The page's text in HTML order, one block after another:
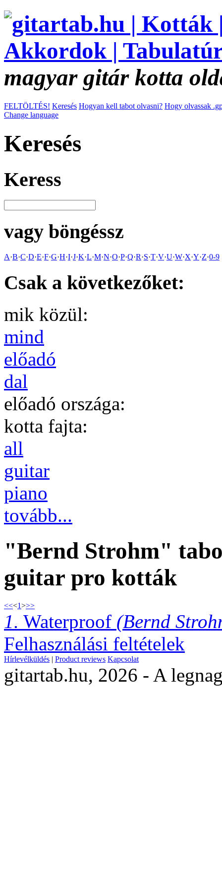
magyar gitár kotta
FELTÖLTÉS! Keresés Hogyan kell tabot olvasni? Hogy olvassak
Change language
Keresés
Keress
vagy böngéssz
A·B·C·D·E·F·G·H·I·J·K·L·M·N·O·P·Q·R·S·T·V·U·W·X·Y·Z·0-9
Csak a következőket:
mik közül:
mind
előadó
dal
előadó országa:
kotta fajta:
all
guitar
piano
tovább...
"Bernd Strohm"
guitar pro kották
<<<1>>>
1. Waterproof (Bernd
Felhasználási feltételek
Hírlevélküldés | Product reviews Kapcsolat
gitartab.hu, 2026 - A